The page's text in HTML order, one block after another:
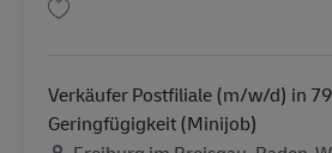
Verkäufer Postfiliale (m/w/d) in
Geringfügigkeit (Minijob)